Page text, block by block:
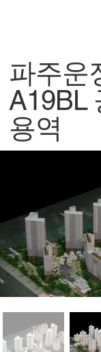
파주운
A19BL
용역